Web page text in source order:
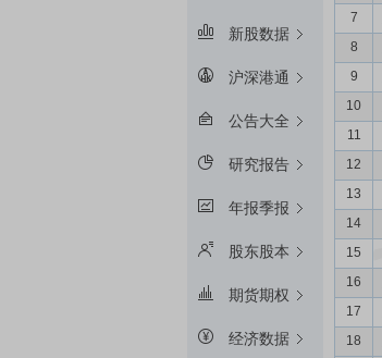
新股数据
沪深港通
公告大全
研究报告
年报季报
股东股本
期货期权
经济数据
7
8
9
10
11
12
13
14
15
16
17
18